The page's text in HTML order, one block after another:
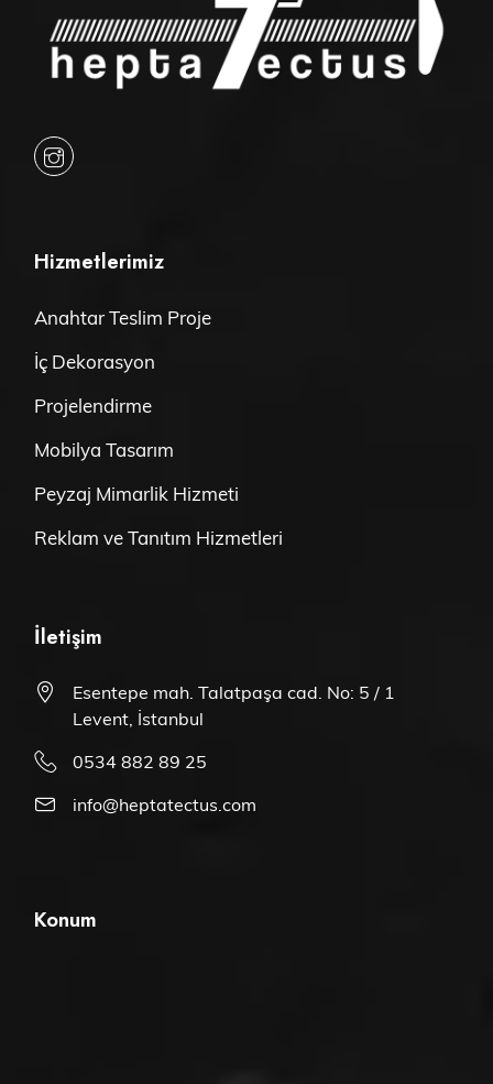
Hizmetlerimiz
Anahtar Teslim Proje
İç Dekorasyon
Projelendirme
Mobilya Tasarım
Peyzaj Mimarlik Hizmeti
Reklam ve Tanıtım Hizmetleri
İletişim
Esentepe mah. Talatpaşa cad. No: 5 / 1
Levent, İstanbul
0534 882 89 25
info@heptatectus.com
Konum